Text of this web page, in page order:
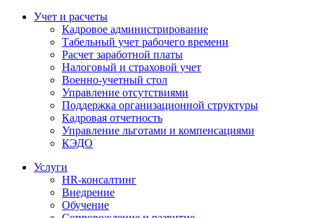
Учет и расчеты
Кадровое администрирование
Табельный учет рабочего времени
Расчет заработной платы
Налоговый и страховой учет
Военно-учетный стол
Управление отсутствиями
Поддержка организационной структуры
Кадровая отчетность
Управление льготами и компенсациями
КЭДО
Услуги
HR-консалтинг
Внедрение
Обучение